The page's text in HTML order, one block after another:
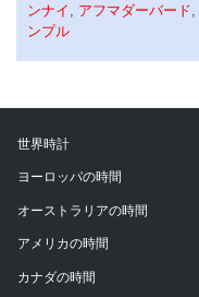
ンナイ , アフマダーバード,
ンプル
世界時計
ヨーロッパの時間
オーストラリアの時間
アメリカの時間
カナダの時間